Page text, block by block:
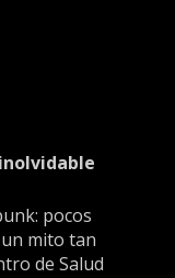
pocos
mito tan
de Salud